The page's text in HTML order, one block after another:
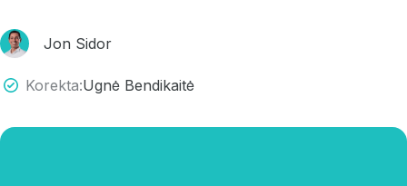
Jon Sidor
Korekta:Ugnė Bendikaitė